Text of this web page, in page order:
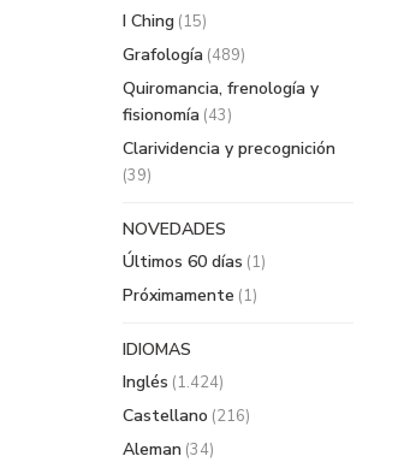
I Ching (15)
Grafología (489)
Quiromancia, frenología y
fisionomía (43)
Clarividencia y precognición
(39)
NOVEDADES
Últimos 60 días (1)
Próximamente (1)
IDIOMAS
Inglés (1.424)
Castellano (216)
Aleman (34)